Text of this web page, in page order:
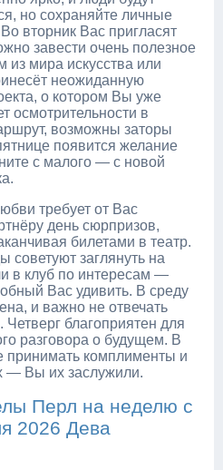
но сохраняйте личные
вторник Вас пригласят
завести очень полезное
из мира искусства или
неожиданную
о котором Вы уже
осмотрительности в
возможны заторы
появится желание
с малого — с новой
требует от Вас
день сюрпризов,
билетами в театр.
заглянуть на
в клуб по интересам —
Вас удивить. В среду
и важно не отвечать
Четверг благоприятен для
разговора о будущем. В
принимать комплименты и
— Вы их заслужили.
Перл на неделю с
2026 Дева